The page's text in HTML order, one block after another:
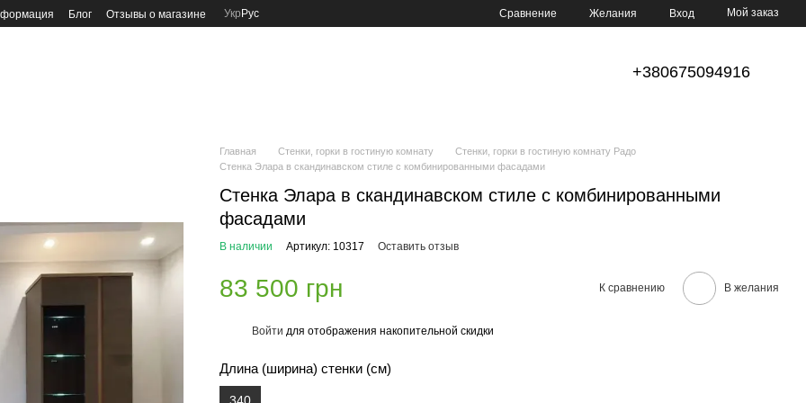
Блог Отзывы о магазине Укр Рус Сравнение Желания Вход Мой заказ
+380675094916
Главная Стенки, горки в гостиную комнату
Стенки, горки в гостиную комнату Радо
Стенка Элара в скандинавском стиле с комбинированными фасадами
Стенка Элара в скандинавском стиле с комбинированными
фасадами
В наличии Артикул: 10317 Оставить отзыв
83 500 грн К сравнению В желания
Войти для отображения накопительной скидки
Длина (ширина) стенки (см)